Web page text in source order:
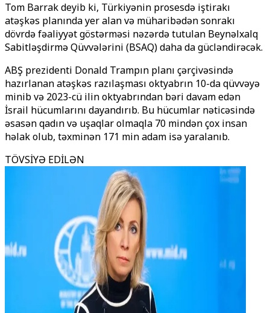
Tom Barrak deyib ki, Türkiyənin prosesdə iştirakı
atəşkəs planında yer alan və müharibədən sonrakı
dövrdə fəaliyyət göstərməsi nəzərdə tutulan Beynəlxalq
Sabitləşdirmə Qüvvələrini (BSAQ) daha da gücləndirəcək.
ABŞ prezidenti Donald Trampın planı çərçivəsində
hazırlanan atəşkəs razılaşması oktyabrın 10-da qüvvəyə
minib və 2023-cü ilin oktyabrından bəri davam edən
İsrail hücumlarını dayandırıb. Bu hücumlar nəticəsində
əsasən qadın və uşaqlar olmaqla 70 mindən çox insan
həlak olub, təxminən 171 min adam isə yaralanıb.
TÖVSİYƏ EDİLƏN